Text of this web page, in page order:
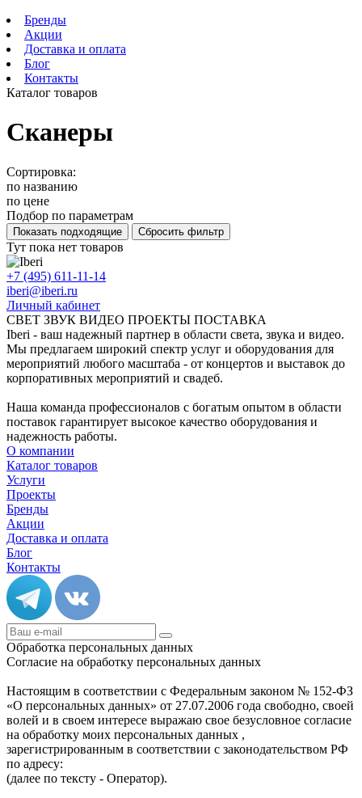
Бренды
Акции
Доставка и оплата
Блог
Контакты
Каталог товаров
Сканеры
Сортировка:
по названию
по цене
Подбор по параметрам
Тут пока нет товаров
+7 (495) 611-11-14
iberi@iberi.ru
Личный кабинет
СВЕТ ЗВУК ВИДЕО ПРОЕКТЫ ПОСТАВКА
Iberi - ваш надежный партнер в области света, звука и видео.
Мы предлагаем широкий спектр услуг и оборудования для
мероприятий любого масштаба - от концертов и выставок до
корпоративных мероприятий и свадеб.
Наша команда профессионалов с богатым опытом в области
поставок гарантирует высокое качество оборудования и
надежность работы.
О компании
Каталог товаров
Услуги
Проекты
Бренды
Акции
Доставка и оплата
Блог
Контакты
Обработка персональных данных
Согласие на обработку персональных данных
Настоящим в соответствии с Федеральным законом № 152-ФЗ
«О персональных данных» от 27.07.2006 года свободно, своей
волей и в своем интересе выражаю свое безусловное согласие
на обработку моих персональных данных ,
зарегистрированным в соответствии с законодательством РФ
по адресу:
(далее по тексту - Оператор).